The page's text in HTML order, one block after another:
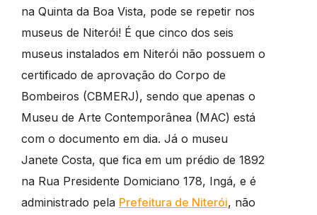
na Quinta da Boa Vista, pode se repetir nos
museus de Niterói! É que cinco dos seis
museus instalados em Niterói não possuem o
certificado de aprovação do Corpo de
Bombeiros (CBMERJ), sendo que apenas o
Museu de Arte Contemporânea (MAC) está
com o documento em dia. Já o museu
Janete Costa, que fica em um prédio de 1892
na Rua Presidente Domiciano 178, Ingá, e é
administrado pela Prefeitura de Niterói, não